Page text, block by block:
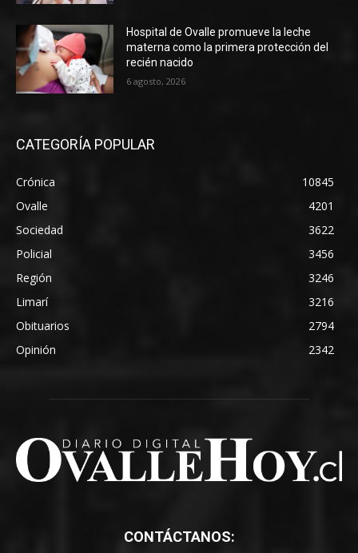
Hospital de Ovalle promueve la leche
materna como la primera protección del
recién nacido
6 agosto, 2026
CATEGORÍA POPULAR
Crónica
10845
Ovalle
4201
Sociedad
3622
Policial
3456
Región
3246
Limarí
3216
Obituarios
2794
Opinión
2342
CONTÁCTANOS: